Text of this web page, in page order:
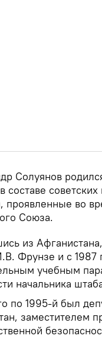
Солуянов
составе
проявленные во
Союза.
из
Фрунзе и с 1987
учебным
начальника
по 1995-й был
заместителем